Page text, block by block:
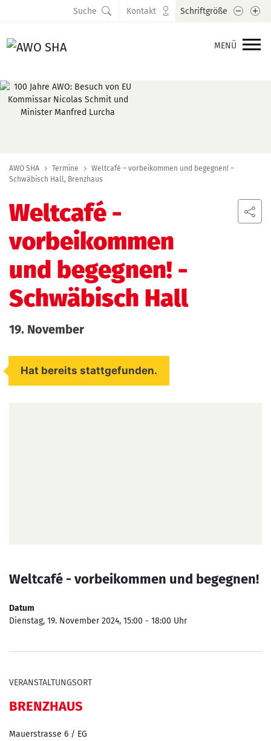
MENÜ
Suche Kontakt Schriftgröße Schrift
AWO SHA Termine
Weltcafé – vorbeikommen und begegnen! –
Schwäbisch Hall, Brenzhaus
Weltcafé -
vorbeikommen
und begegnen! -
Schwäbisch Hall
19. November
Hat bereits stattgefunden.
Weltcafé - vorbeikommen und begegnen!
Datum
Dienstag, 19. November 2024, 15:00 - 18:00 Uhr
VERANSTALTUNGSORT
BRENZHAUS
Mauerstrasse 6 / EG